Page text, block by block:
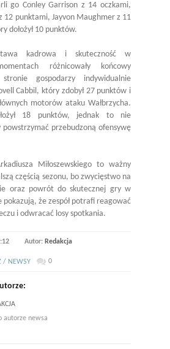
go Conley Garrison z 14 oczkami,
12 punktami, Jayvon Maughmer z 11
dołożył 10 punktów.
kadrowa i skuteczność w
różnicowały końcowy
gospodarzy indywidualnie
Cabbil, który zdobył 27 punktów i
motorów ataku Wałbrzycha.
18 punktów, jednak to nie
powstrzymać przebudzoną ofensywę
Miłoszewskiego to ważny
częścią sezonu, bo zwycięstwo na
oraz powrót do skutecznej gry w
że zespół potrafi reagować
i odwracać losy spotkania.
Autor: Redakcja
/ NEWSY 0
autorze newsa